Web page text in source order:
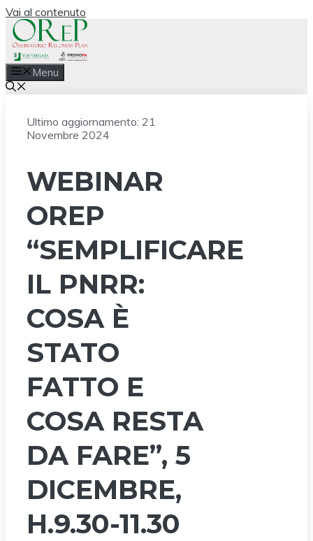
Vai al contenuto
Menu
Ultimo aggiornamento: 21
Novembre 2024
WEBINAR
OREP
“SEMPLIFICARE
IL PNRR:
COSA È
STATO
FATTO E
COSA RESTA
DA FARE”, 5
DICEMBRE,
H.9.30-11.30